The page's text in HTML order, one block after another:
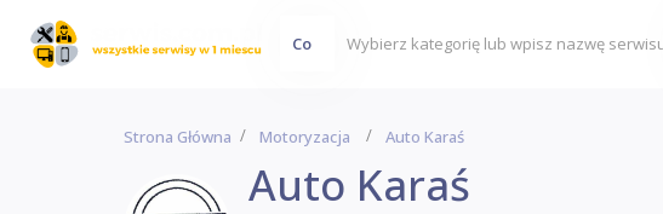
Co
Strona Główna Motoryzacja Auto Karaś
Auto Karaś